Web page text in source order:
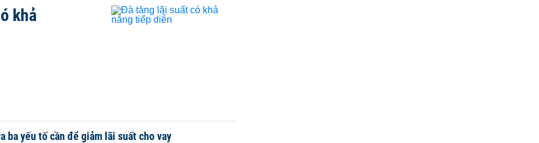
khả
ba yếu tố cần để giảm lãi suất cho vay